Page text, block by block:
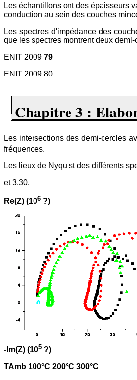
Les échantillons ont des épaisseurs
conduction au sein des couches
Les spectres d'impédance des
que les spectres montrent deux
ENIT 2009 79
ENIT 2009 80
Chapitre 3 :
Les intersections des demi-cercles
fréquences.
Les lieux de Nyquist des différents
et 3.30.
Re(Z) (106 ?)
-Im(Z) (105 ?)
TAmb 100°C 200°C 300°C